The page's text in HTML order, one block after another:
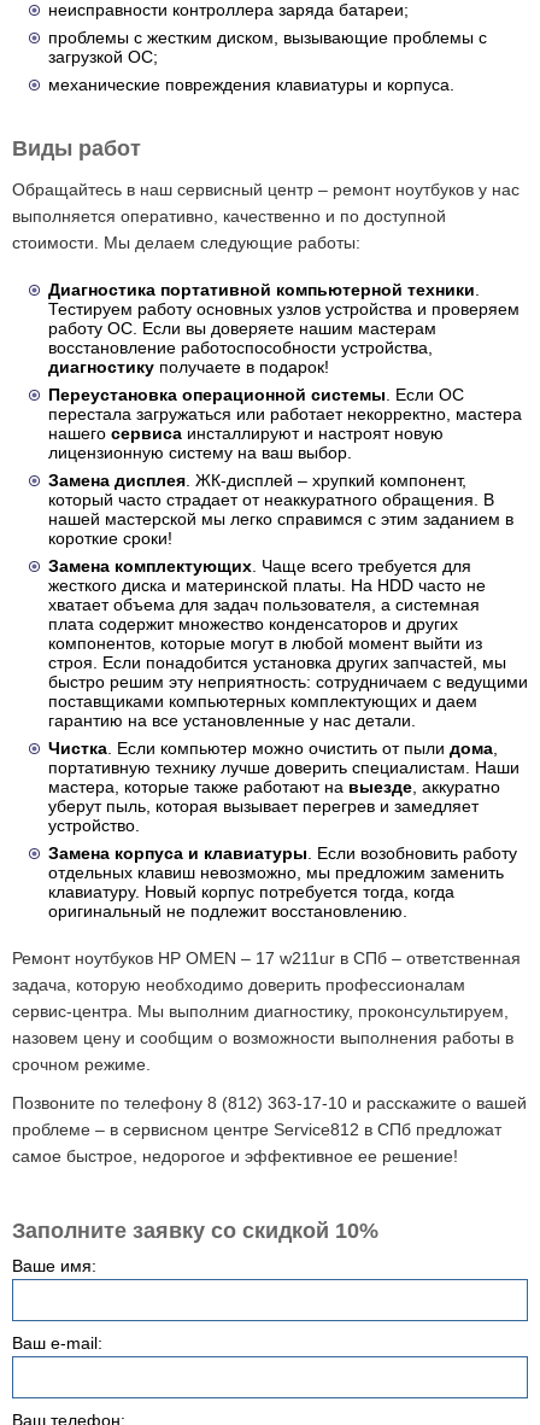
неисправности контроллера заряда батареи;
проблемы с жестким диском, вызывающие проблемы с
загрузкой ОС;
механические повреждения клавиатуры и корпуса.
Виды работ
Обращайтесь в наш сервисный центр – ремонт ноутбуков у нас
выполняется оперативно, качественно и по доступной
стоимости. Мы делаем следующие работы:
Диагностика портативной компьютерной техники
Тестируем работу основных узлов устройства и проверяем
работу ОС. Если вы доверяете нашим мастерам
восстановление работоспособности устройства,
диагностику получаете в подарок!
Переустановка операционной системы . Если ОС
перестала загружаться или работает некорректно, мастера
нашего сервиса инсталлируют и настроят новую
лицензионную систему на ваш выбор.
Замена дисплея . ЖК-дисплей – хрупкий компонент,
который часто страдает от неаккуратного обращения. В
нашей мастерской мы легко справимся с этим заданием в
короткие сроки!
Замена комплектующих . Чаще всего требуется для
жесткого диска и материнской платы. На HDD часто не
хватает объема для задач пользователя, а системная
плата содержит множество конденсаторов и других
компонентов, которые могут в любой момент выйти из
строя. Если понадобится установка других запчастей, мы
быстро решим эту неприятность: сотрудничаем с ведущими
поставщиками компьютерных комплектующих и даем
гарантию на все установленные у нас детали.
Чистка . Если компьютер можно очистить от пыли дома
портативную технику лучше доверить специалистам. Наши
мастера, которые также работают на выезде , аккуратно
уберут пыль, которая вызывает перегрев и замедляет
устройство.
Замена корпуса и клавиатуры . Если возобновить работу
отдельных клавиш невозможно, мы предложим заменить
клавиатуру. Новый корпус потребуется тогда, когда
оригинальный не подлежит восстановлению.
Ремонт ноутбуков HP OMEN – 17 w211ur в СПб – ответственная
задача, которую необходимо доверить профессионалам
сервис-центра. Мы выполним диагностику, проконсультируем,
назовем цену и сообщим о возможности выполнения работы в
срочном режиме.
Позвоните по телефону 8 (812) 363-17-10 и расскажите о вашей
проблеме – в сервисном центре Service812 в СПб предложат
самое быстрое, недорогое и эффективное ее решение!
Заполните заявку со скидкой 10%
Ваше имя:
Ваш e-mail:
Ваш телефон: